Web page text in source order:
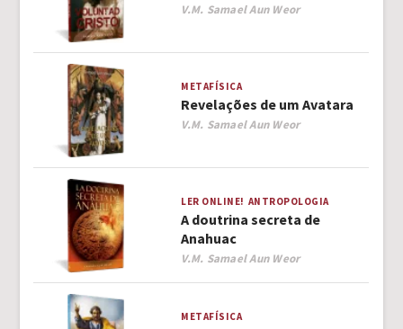
Author
V.M. Samael Aun Weor
METAFÍSICA
Revelações de um Avatara
Author
V.M. Samael Aun Weor
LER ONLINE! ANTROPOLOGIA
A doutrina secreta de
Anahuac
Author
V.M. Samael Aun Weor
METAFÍSICA